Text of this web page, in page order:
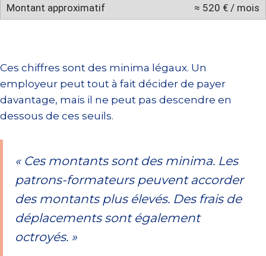
≈ 520 € / mois
Ces chiffres sont des minima légaux. Un
employeur peut tout à fait décider de payer
davantage, mais il ne peut pas descendre en
dessous de ces seuils.
« Ces montants sont des minima. Les
patrons-formateurs peuvent accorder
des montants plus élevés. Des frais de
déplacements sont également
octroyés. »